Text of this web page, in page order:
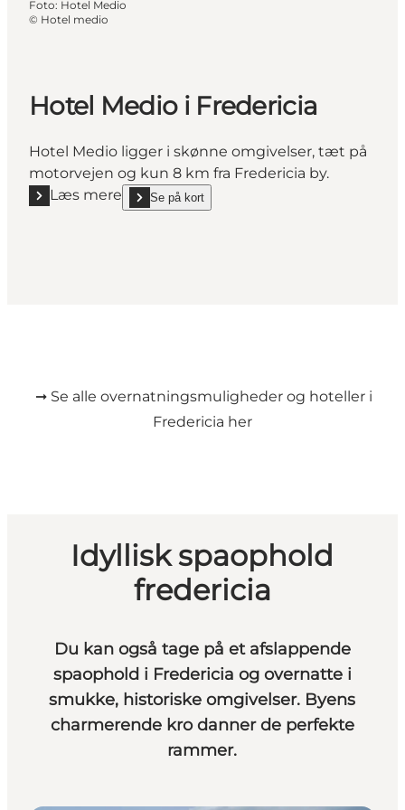
Foto: Hotel Medio
© Hotel medio
Hotel Medio i Fredericia
Hotel Medio ligger i skønne omgivelser, tæt på
motorvejen og kun 8 km fra Fredericia by.
Læs mere
Læs mere "Hotel Medio i Fredericia"
Se på kort
show Hotel Medio i Fredericia on_map
➞ Se alle overnatningsmuligheder og hoteller i
Fredericia her
Idyllisk spaophold
fredericia
Du kan også tage på et afslappende
spaophold i Fredericia og overnatte i
smukke, historiske omgivelser. Byens
charmerende kro danner de perfekte
rammer.